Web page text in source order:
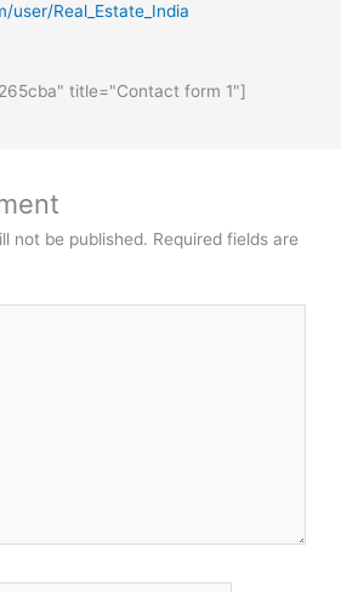
Real_Estate_India
title="Contact form 1"]
not be published. Required fields are